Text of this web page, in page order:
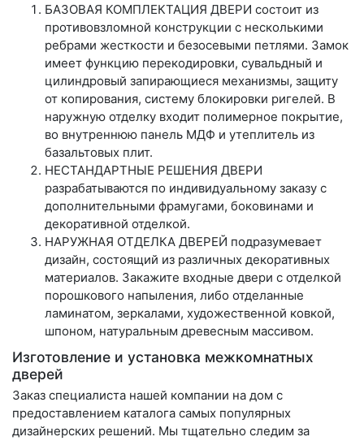
БАЗОВАЯ КОМПЛЕКТАЦИЯ ДВЕРИ состоит из
противовзломной конструкции с несколькими
ребрами жесткости и безосевыми петлями. Замок
имеет функцию перекодировки, сувальдный и
цилиндровый запирающиеся механизмы, защиту
от копирования, систему блокировки ригелей. В
наружную отделку входит полимерное покрытие,
во внутреннюю панель МДФ и утеплитель из
базальтовых плит.
НЕСТАНДАРТНЫЕ РЕШЕНИЯ ДВЕРИ
разрабатываются по индивидуальному заказу с
дополнительными фрамугами, боковинами и
декоративной отделкой.
НАРУЖНАЯ ОТДЕЛКА ДВЕРЕЙ подразумевает
дизайн, состоящий из различных декоративных
материалов. Закажите входные двери с отделкой
порошкового напыления, либо отделанные
ламинатом, зеркалами, художественной ковкой,
шпоном, натуральным древесным массивом.
Изготовление и установка межкомнатных
дверей
Заказ специалиста нашей компании на дом с
предоставлением каталога самых популярных
дизайнерских решений. Мы тщательно следим за